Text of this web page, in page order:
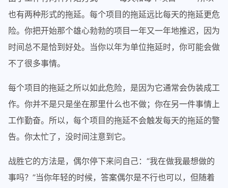
也有两种形式的拖延。每个项目的拖延远比每天的拖延更危
险。你把开始那个雄心勃勃的项目一年又一年地推迟，因为
时间总不是恰到好处。当你以年为单位拖延时，你可能会做
不了很多事情。
每个项目的拖延之所以如此危险，是因为它通常会伪装成工
作。你并不是只是坐在那里什么也不做；你在另一件事情上
工作勤奋。所以，每个项目的拖延不会触发每天的拖延的警
告。你太忙了，没时间注意到它。
战胜它的方法是，偶尔停下来问自己：“我在做我最想做的
事吗？”当你年轻的时候，答案偶尔是不行也可以，但随着